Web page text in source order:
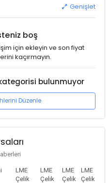
Genişlet
boş
için ekleyin ve son fiyat
kaçırmayın.
bulunmuyor
Düzenle
LME
Çelik
LME
Çelik
LME
Çelik
LME
Çelik